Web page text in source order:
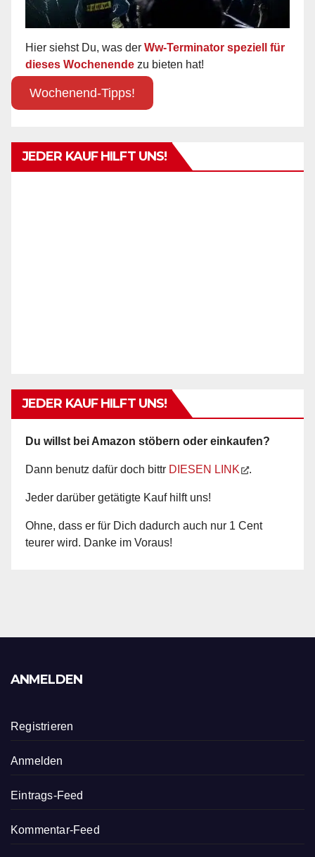
Hier siehst Du, was der Ww-Terminator speziell für
dieses Wochenende zu bieten hat!
Wochenend-Tipps!
JEDER KAUF HILFT UNS!
JEDER KAUF HILFT UNS!
Du willst bei Amazon stöbern oder einkaufen?
Dann benutz dafür doch bittr DIESEN LINK .
Jeder darüber getätigte Kauf hilft uns!
Ohne, dass er für Dich dadurch auch nur 1 Cent
teurer wird. Danke im Voraus!
ANMELDEN
Registrieren
Anmelden
Eintrags-Feed
Kommentar-Feed